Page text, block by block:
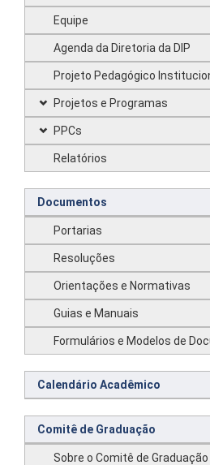
Equipe
Agenda da Diretoria da DIP
Projeto Pedagógico
Projetos e Programas
PPCs
Relatórios
Documentos
Portarias
Resoluções
Orientações e Normativas
Guias e Manuais
Formulários e Modelos de
Calendário Acadêmico
Comitê de Graduação
Sobre o Comitê de Graduação